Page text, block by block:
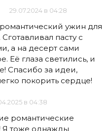
29.07.2024 в 04:28
ужин для
пасту с
а на десерт сами
Её глаза светились, и
Спасибо за идеи,
покорить сердце!
в 04:38
романтические
Я тоже однажды